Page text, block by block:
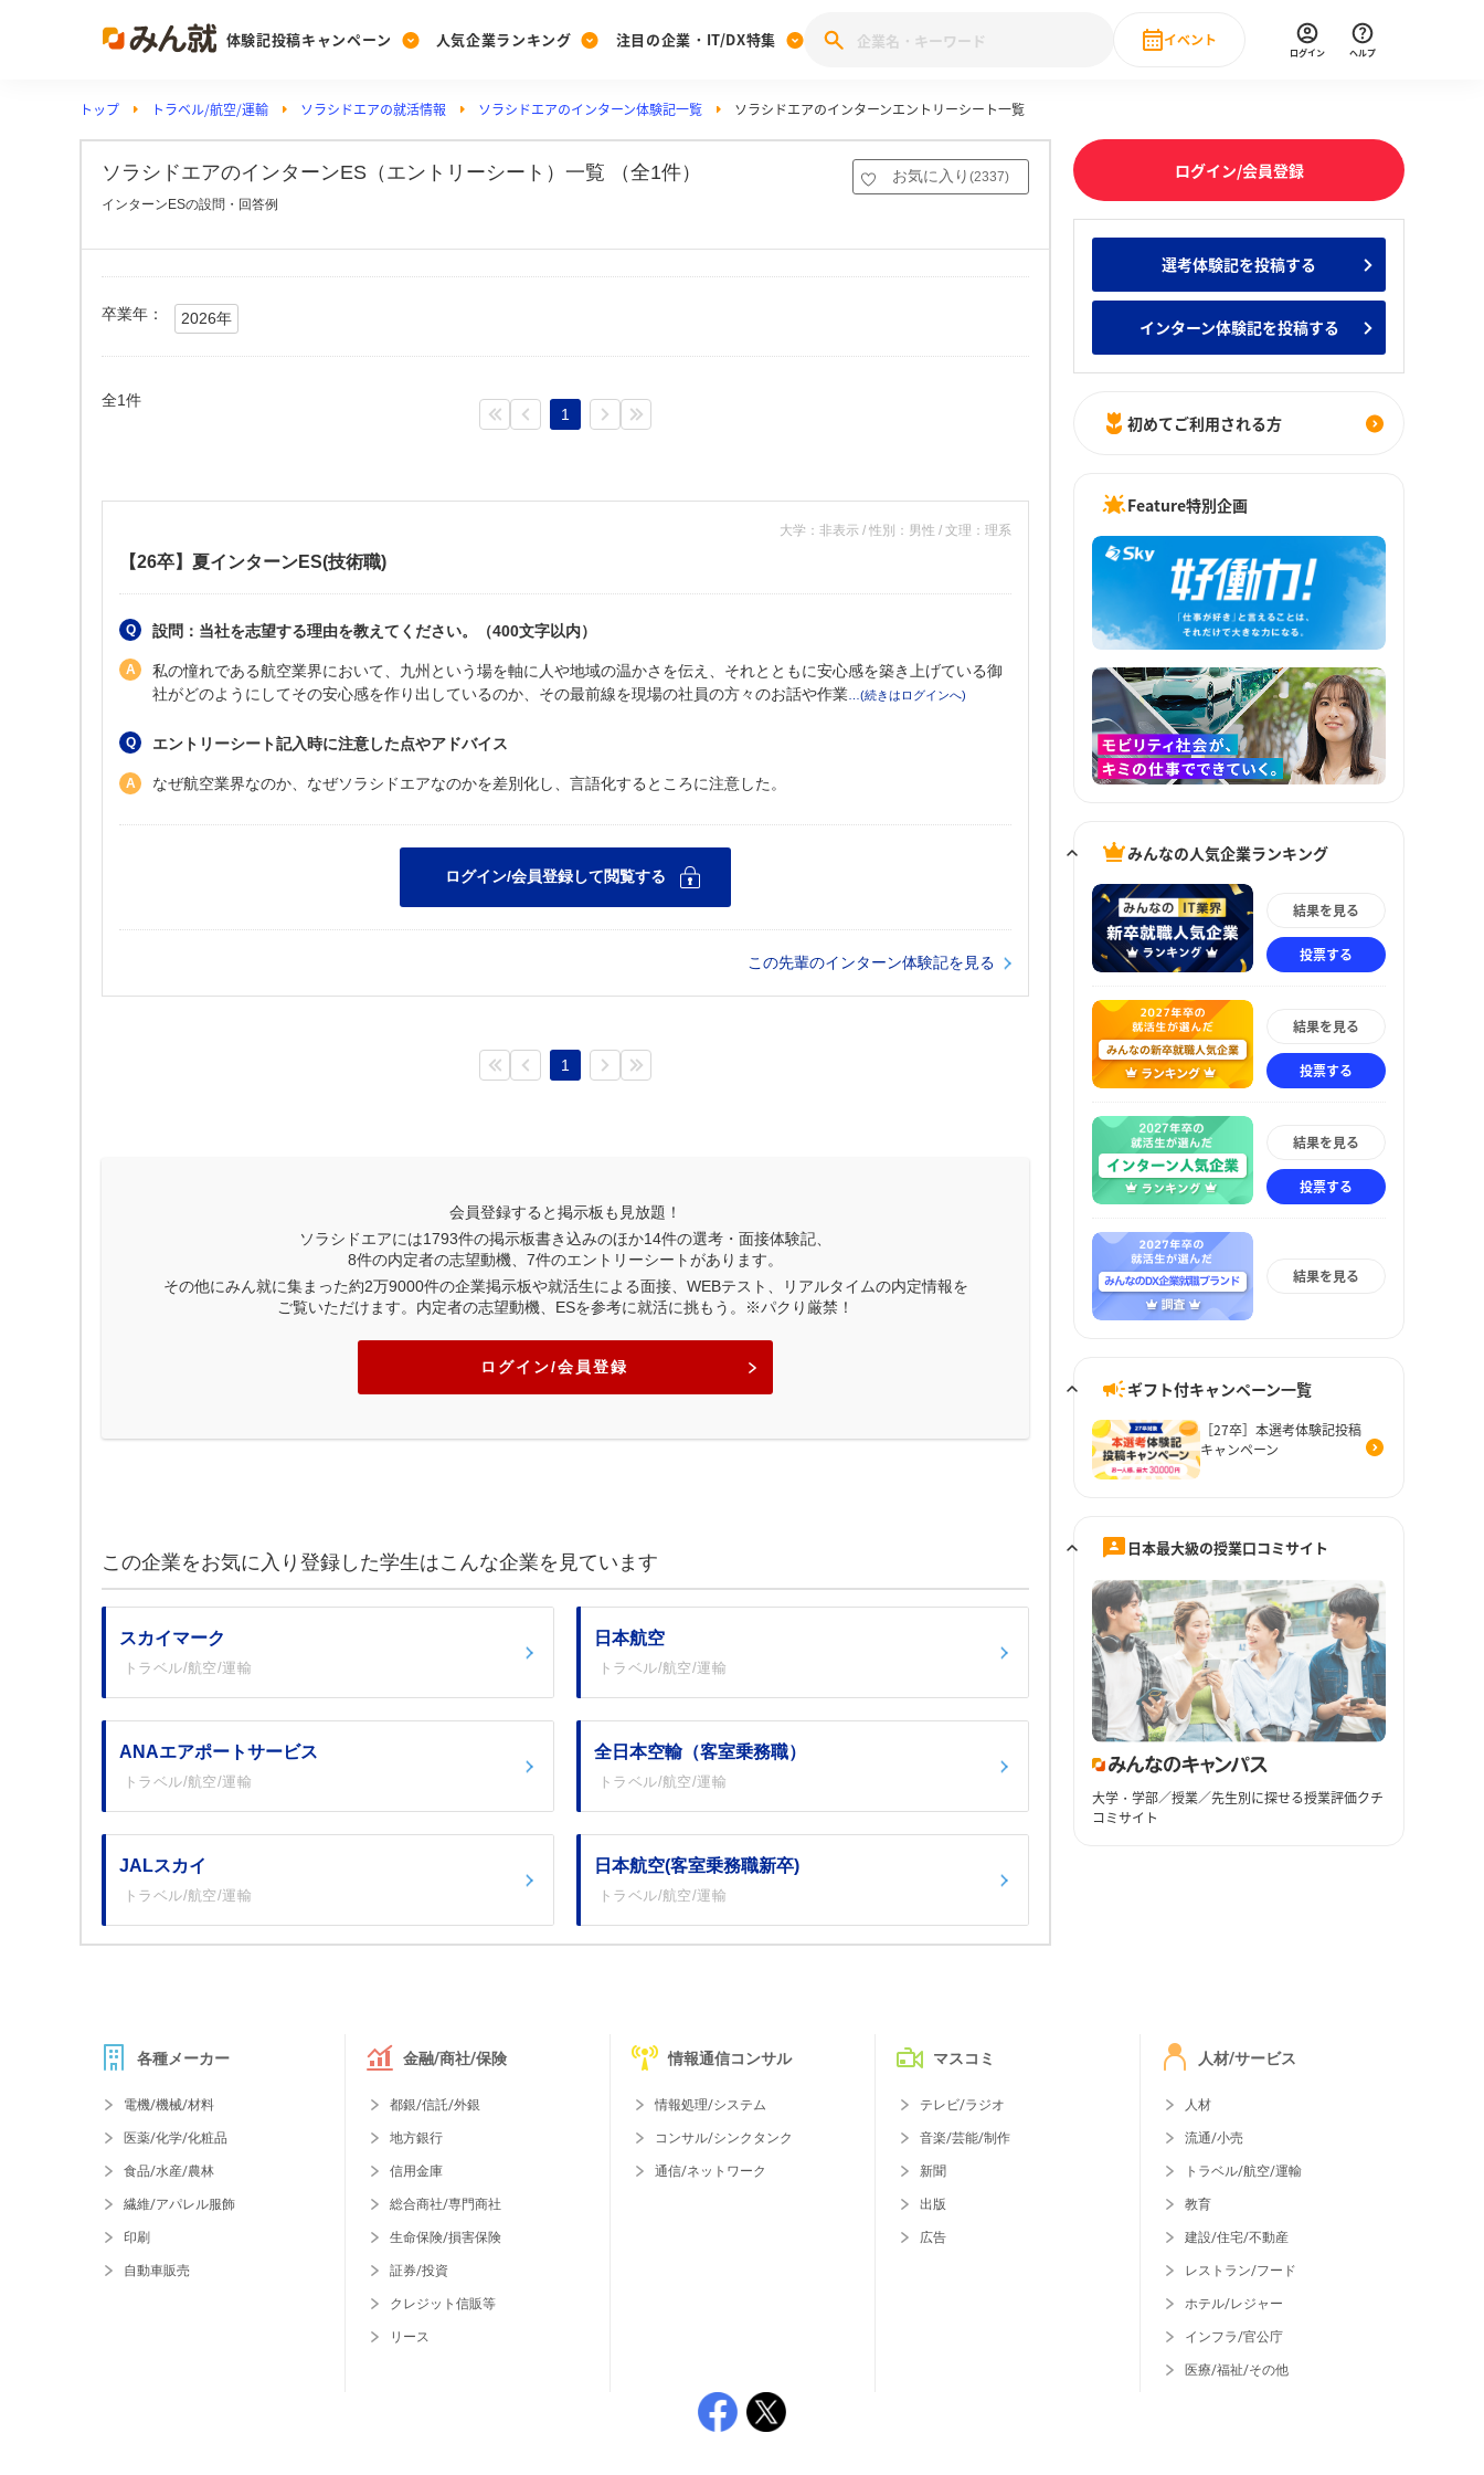
体験記投稿キャンペーン
Post
投稿する
[27卒] 本選考体験記投稿キャンペーン
人気企業ランキング
Ranking
ランキングを見る
みんなのDX企業就職ブランド調査
Vote みんなの新卒就職人気企業ランキング みんなのインターン人気企業ランキ
注目の企業・IT/DX特集
PickUp
注目の企業特集
28卒 IT・DX現場社員インタビュー
イベント
直近のイベント一覧
ログイン ヘルプ
トップ トラベル/航空/運輸 ソラシドエアの就活情報 ソラシドエアのインターン体験記一覧 ソラシドエアのインターンエントリーシート一覧
ソラシドエアのインターンES（エントリーシート）一覧 （全1件） お気に入り (2337)
インターンESの設問・回答例
卒業年： 2026年
全1件
1
大学：非表示 / 性別：男性 / 文理：理系
【26卒】夏インターンES(技術職)
設問：当社を志望する理由を教えてください。（400文字以内）
私の憧れである航空業界において、九州という場を軸に人や地域の温かさを伝え、それとともに安心感を築き上げている御
社がどのようにしてその安心感を作り出しているのか、その最前線を現場の社員の方々のお話や作業
エントリーシート記入時に注意した点やアドバイス
なぜ航空業界なのか、なぜソラシドエアなのかを差別化し、言語化するところに注意した。
この先輩のインターン体験記を見る
1
会員登録すると掲示板も見放題！
ソラシドエアには1793件の掲示板書き込みのほか14件の選考・面接体験記、
8件の内定者の志望動機、 7件のエントリーシートがあります。
その他にみん就に集まった約2万9000件の企業掲示板や就活生による面接、WEBテスト、リアルタイムの内定情報を
ご覧いただけます。内定者の志望動機、ESを参考に就活に挑もう。※パクり厳禁！
ログイン/会員登録
この企業をお気に入り登録した学生はこんな企業を見ています
スカイマーク
トラベル/航空/運輸
日本航空
トラベル/航空/運輸
ANAエアポートサービス
トラベル/航空/運輸
全日本空輸（客室乗務職）
トラベル/航空/運輸
JALスカイ
トラベル/航空/運輸
日本航空(客室乗務職新卒)
トラベル/航空/運輸
ログイン/会員登録
選考体験記を投稿する
インターン体験記を投稿する
初めてご利用される方
Feature特別企画
みんなの人気企業ランキング
結果を見る
投票する
結果を見る
投票する
結果を見る
投票する
結果を見る
ギフト付キャンペーン一覧
［27卒］本選考体験記投稿
キャンペーン
日本最大級の授業口コミサイト
大学・学部／授業／先生別に探せる授業評価クチ
コミサイト
各種メーカー
電機/機械/材料
医薬/化学/化粧品
食品/水産/農林
繊維/アパレル服飾
印刷
自動車販売
金融/商社/保険
都銀/信託/外銀
地方銀行
信用金庫
総合商社/専門商社
生命保険/損害保険
証券/投資
クレジット信販等
リース
情報通信コンサル
情報処理/システム
コンサル/シンクタンク
通信/ネットワーク
マスコミ
テレビ/ラジオ
音楽/芸能/制作
新聞
出版
広告
人材/サービス
人材
流通/小売
トラベル/航空/運輸
教育
建設/住宅/不動産
レストラン/フード
ホテル/レジャー
インフラ/官公庁
医療/福祉/その他